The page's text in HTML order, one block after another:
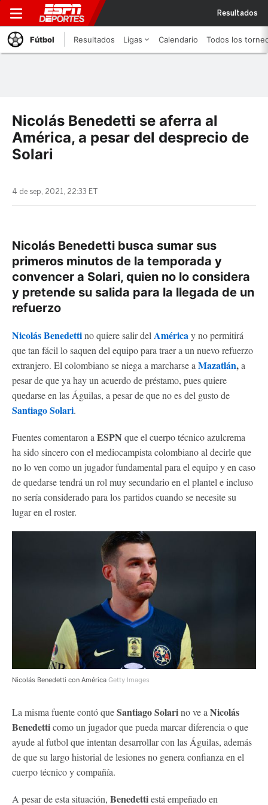
Resultados
Fútbol Resultados Ligas Calendario Todos los
Nicolás Benedetti se aferra al
América, a pesar del desprecio de
Solari
4 de sep, 2021, 22:33 ET
Nicolás Benedetti busca sumar sus
primeros minutos de la temporada y
convencer a Solari, quien no lo considera
y pretende su salida para la llegada de un
refuerzo
Nicolás Benedettino quiere salir del Américay no permitirá
que tan fácil lo saquen del equipo para traer a un nuevo refuerzo
extranjero. El colombiano se niega a marcharse a Mazatlán,a
pesar de que ya hay un acuerdo de préstamo, pues quiere
quedarse en las Águilas, a pesar de que no es del gusto de
Santiago Solari.
Fuentes comentaron a ESPN que el cuerpo técnico azulcrema
ha sido sincero con el mediocampista colombiano al decirle que
no lo ven como un jugador fundamental para el equipo y en caso
de quedarse tendrá un rol muy secundario en el plantel e incluso
no sería considerado para los partidos cuando se necesite su
lugar en el roster.
Nicolás Benedetti con América Getty Images
La misma fuente contó queSantiago Solarino ve a Nicolás
Benedetticomo un jugador que pueda marcar diferencia o que
ayude al futbol que intentan desarrollar con las Águilas, además
de que su largo historial de lesiones no genera confianza en el
cuerpo técnico y compañía.
A pesar de esta situación, Benedettiestá empeñado en